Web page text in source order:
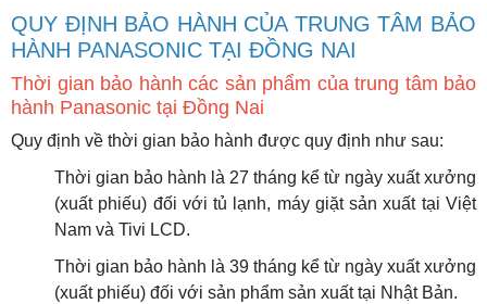
QUY ĐỊNH BẢO HÀNH CỦA TRUNG TÂM BẢO
HÀNH PANASONIC TẠI ĐỒNG NAI
Thời gian bảo hành các sản phẩm của trung tâm bảo
hành Panasonic tại Đồng Nai
Quy định về thời gian bảo hành được quy định như sau:
Thời gian bảo hành là 27 tháng kể từ ngày xuất xưởng
(xuất phiếu) đối với tủ lạnh, máy giặt sản xuất tại Việt
Nam và Tivi LCD.
Thời gian bảo hành là 39 tháng kể từ ngày xuất xưởng
(xuất phiếu) đối với sản phẩm sản xuất tại Nhật Bản.